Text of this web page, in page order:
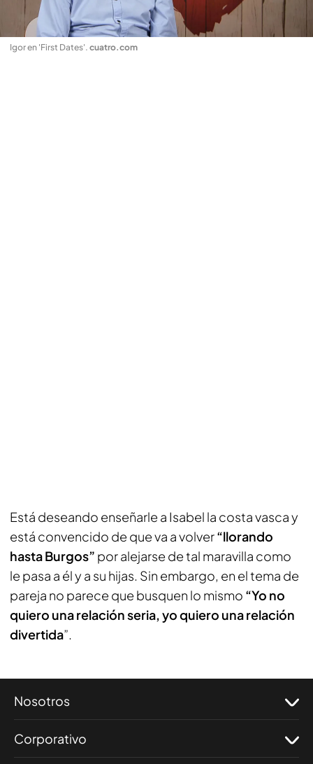
Igor en 'First Dates'. cuatro.com
Está deseando enseñarle a Isabel la costa vasca y
está convencido de que va a volver“llorando
hasta Burgos” por alejarse de tal maravilla como
le pasa a él y a su hijas. Sin embargo, en el tema de
pareja no parece que busquen lo mismo “Yo no
quiero una relación seria, yo quiero una relación
divertida”.
Nosotros
Corporativo